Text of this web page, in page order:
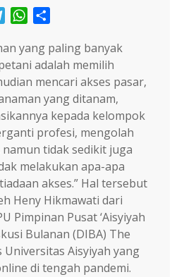
TelegramWhatsApp
yang paling banyak
adalah memilih
mencari akses pasar,
yang ditanam,
kepada kelompok
profesi, mengolah
tidak sedikit juga
melakukan apa-apa
akses.” Hal tersebut
Heny Hikmawati dari
Pimpinan Pusat ‘Aisyiyah
Bulanan (DIBA) The
Universitas Aisyiyah yang
di tengah pandemi.